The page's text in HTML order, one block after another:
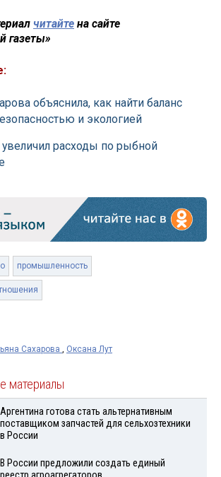
читайте на сайте
газеты»
объяснила, как найти баланс
и экологией
увеличил расходы по рыбной
промышленность
Сахарова , Оксана Лут
материалы
Аргентина готова стать альтернативным
поставщиком запчастей для сельхозтехники
в России
В России предложили создать единый